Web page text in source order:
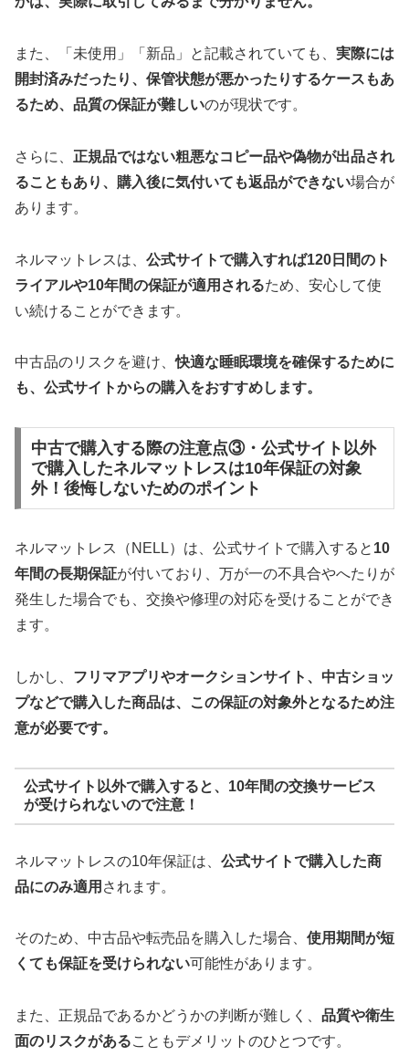
また、「未使用」「新品」と記載されていても、 実際には
開封済みだったり、保管状態が悪かったりするケースもあ
るため、品質の保証が難しいのが現状です。
さらに、 正規品ではない粗悪なコピー品や偽物が出品され
ることもあり、購入後に気付いても返品ができない場合が
あります。
ネルマットレスは、 公式サイトで購入すれば120日間のト
ライアルや10年間の保証が適用されるため、安心して使
い続けることができます。
中古品のリスクを避け、快適な睡眠環境を確保するために
も、公式サイトからの購入をおすすめします。
中古で購入する際の注意点③・公式サイト以外
で購入したネルマットレスは10年保証の対象
外！後悔しないためのポイント
ネルマットレス（NELL）は、公式サイトで購入すると 10
年間の長期保証が付いており、万が一の不具合やへたりが
発生した場合でも、交換や修理の対応を受けることができ
ます。
しかし、 フリマアプリやオークションサイト、中古ショッ
プなどで購入した商品は、この保証の対象外となるため注
意が必要です。
公式サイト以外で購入すると、10年間の交換サービス
が受けられないので注意！
ネルマットレスの10年保証は、 公式サイトで購入した商
品にのみ適用 されます。
そのため、中古品や転売品を購入した場合、 使用期間が短
くても保証を受けられない可能性があります。
また、正規品であるかどうかの判断が難しく、 品質や衛生
面のリスクがあることもデメリットのひとつです。